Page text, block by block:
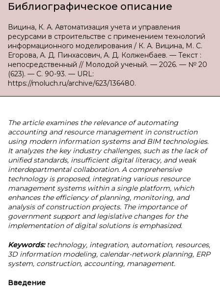
Библиографическое описание
Вицина, К. А. Автоматизация учета и управления
ресурсами в строительстве с применением технологий
информационного моделирования / К. А. Вицина, М. С.
Егорова, А. Д. Пинхасович, А. Д. Колженбаев. — Текст :
непосредственный // Молодой ученый. — 2026. — № 20
(623). — С. 90-93. — URL:
https://moluch.ru/archive/623/136480.
The article examines the relevance of automating
accounting and resource management in construction
using modern information systems and BIM technologies.
It analyzes the key industry challenges, such as the lack of
unified standards, insufficient digital literacy, and weak
interdepartmental collaboration. A comprehensive
technology is proposed, integrating various resource
management systems within a single platform, which
enhances the efficiency of planning, monitoring, and
analysis of construction projects. The importance of
government support and legislative changes for the
implementation of digital solutions is emphasized.
Keywords: technology, integration, automation, resources,
3D information modeling, calendar-network planning, ERP
system, construction, accounting, management.
Введение